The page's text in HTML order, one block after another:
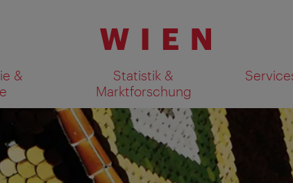
&
Statistik &
Marktforschung
Suchergebnisse auf Karte